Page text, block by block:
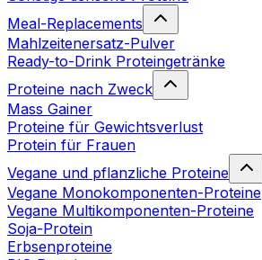
Meal-Replacements
Mahlzeitenersatz-Pulver
Ready-to-Drink Proteingetränke
Proteine nach Zweck
Mass Gainer
Proteine für Gewichtsverlust
Protein für Frauen
Vegane und pflanzliche Proteine
Vegane Monokomponenten-Proteine
Vegane Multikomponenten-Proteine
Soja-Protein
Erbsenproteine